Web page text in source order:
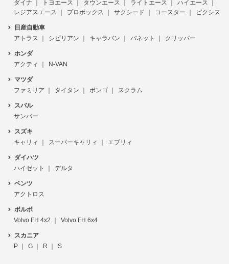
ダイナ
トヨエース タウンエース ライトエース
ハイエース
レジアスエース
プロボックス サクシード コースター ピクシス
日産自動車
アトラス
シビリアン キャラバン バネット クリッパー
ホンダ
アクティ
N-VAN
マツダ
ファミリア
タイタン ボンゴ スクラム
スバル
サンバー
スズキ
キャリィ
スーパーキャリィ エブリィ
ダイハツ
ハイゼット
デルタ
ベンツ
アクトロス
ボルボ
Volvo FH 4x2
Volvo FH 6x4
スカニア
P
G R S